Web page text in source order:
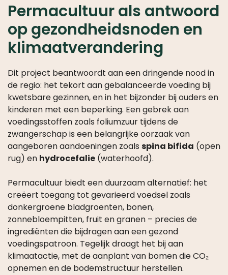
Permacultuur als antwoord
op gezondheidsnoden en
klimaatverandering
Dit project beantwoordt aan een dringende nood in
de regio: het tekort aan gebalanceerde voeding bij
kwetsbare gezinnen, en in het bijzonder bij ouders en
kinderen met een beperking. Een gebrek aan
voedingsstoffen zoals foliumzuur tijdens de
zwangerschap is een belangrijke oorzaak van
aangeboren aandoeningen zoals spina bifida (open
rug) en hydrocefalie (waterhoofd).
Permacultuur biedt een duurzaam alternatief: het
creëert toegang tot gevarieerd voedsel zoals
donkergroene bladgroenten, bonen,
zonnebloempitten, fruit en granen – precies de
ingrediënten die bijdragen aan een gezond
voedingspatroon. Tegelijk draagt het bij aan
klimaatactie, met de aanplant van bomen die CO₂
opnemen en de bodemstructuur herstellen.